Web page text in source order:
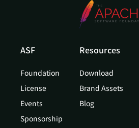
ASF
Foundation
License
Events
Sponsorship
Resources
Download
Brand Assets
Blog